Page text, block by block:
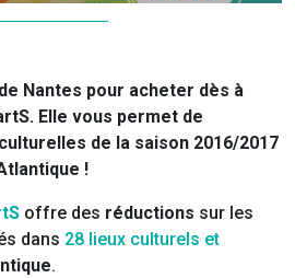
Nantes pour acheter dès à
Elle vous permet de
de la saison 2016/2017
!
offre des réductions sur les
dans 28 lieux culturels et
.